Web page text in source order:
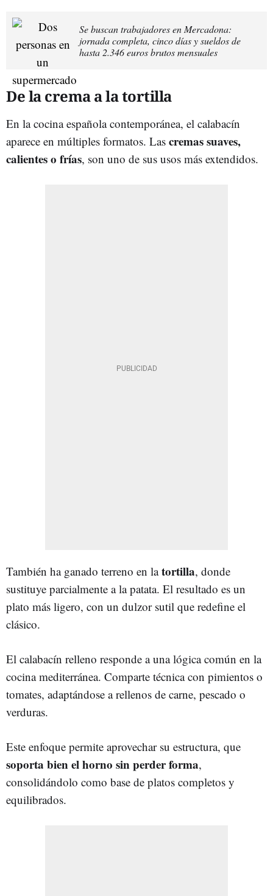
Se buscan trabajadores en Mercadona:
jornada completa, cinco días y sueldos de
hasta 2.346 euros brutos mensuales
De la crema a la tortilla
En la cocina española contemporánea, el calabacín
aparece en múltiples formatos. Las cremas suaves,
calientes o frías, son uno de sus usos más extendidos.
También ha ganado terreno en latortilla, donde
sustituye parcialmente a la patata. El resultado es un
plato más ligero, con un dulzor sutil que redefine el
clásico.
El calabacín relleno responde a una lógica común en la
cocina mediterránea. Comparte técnica con pimientos o
tomates, adaptándose a rellenos de carne, pescado o
verduras.
Este enfoque permite aprovechar su estructura, que
soporta bien el horno sin perder forma,
consolidándolo como base de platos completos y
equilibrados.